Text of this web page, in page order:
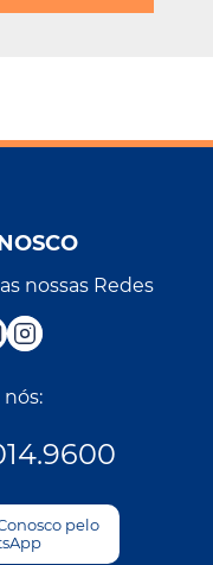
nossas Redes
nós:
pelo